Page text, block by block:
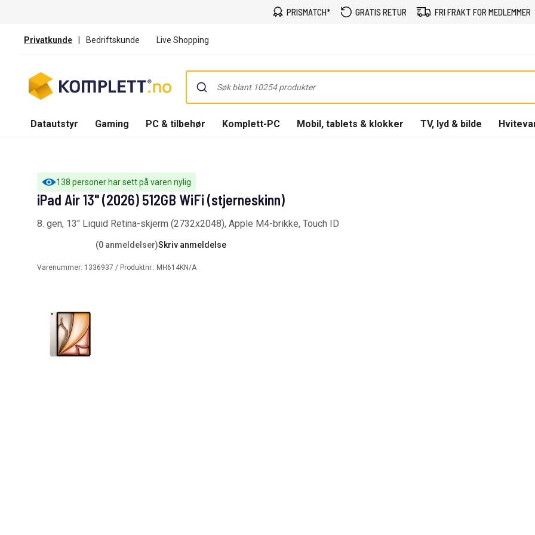
PRISMATCH* GRATIS RETUR FRI FRAKT FOR MEDLEMMER
Privatkunde | Bedriftskunde Live Shopping
Datautstyr Gaming PC & tilbehør Komplett-PC Mobil, tablets & klokker TV, lyd & bilde
138 personer har sett på varen nylig
iPad Air 13" (2026) 512GB WiFi (stjerneskinn)
8. gen, 13" Liquid Retina-skjerm (2732x2048), Apple M4-brikke, Touch ID
(0 anmeldelser)Skriv anmeldelse
Varenummer: 1336937 / Produktnr.: MH614KN/A